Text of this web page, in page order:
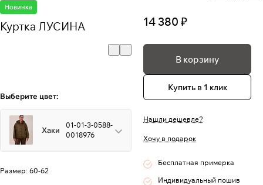
Новинка
Куртка ЛУСИНА
Выберите цвет:
Хаки
01-01-3-0588-
0018976
Размер: 60-62
14 380 ₽
В корзину
Купить в 1 клик
Нашли дешевле?
Хочу в подарок
Бесплатная примерка
Индивидуальный пошив